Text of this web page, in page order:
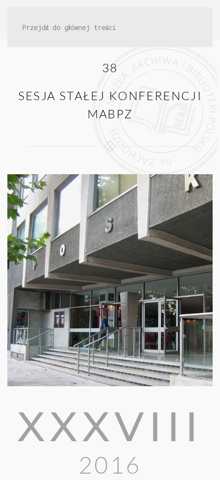
Przejdź do głównej treści
38
SESJA STAŁEJ KONFERENCJI
MABPZ
XXXVIII
2016